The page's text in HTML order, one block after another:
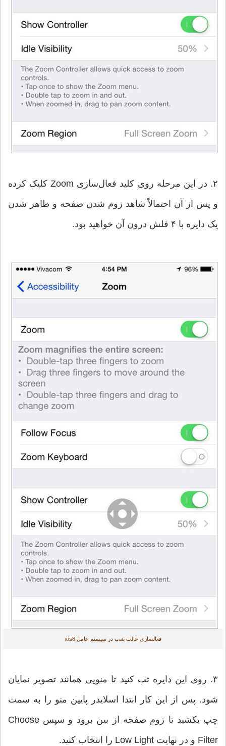
۲. در این مرحله روی کلید فعال‌سازی Zoom کلیک کرده
و پس از آن احتمالاً شاهد زوم شدن صفحه و ظاهر شدن
یک دایره با ۴ فلش درون آن خواهید بود.
فعالسازی حالت شب در سیستم عامل ios8
۳. روی این دایره تپ کنید تا منویی همانند تصویر نمایان
شود. پس از این کار ابتدا اسلایدر پایین منو را به سمت
چپ بکشید تا زوم صفحه از بین برود و سپس Choose
Filter و در نهایت Low Light را انتخاب کنید.